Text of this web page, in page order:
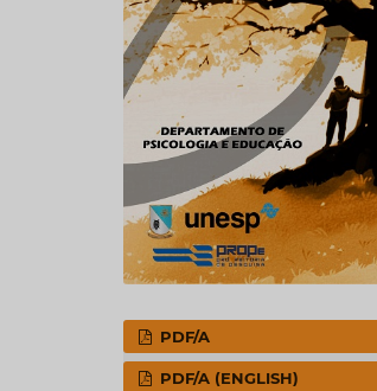
PDF/A
PDF/A (ENGLISH)